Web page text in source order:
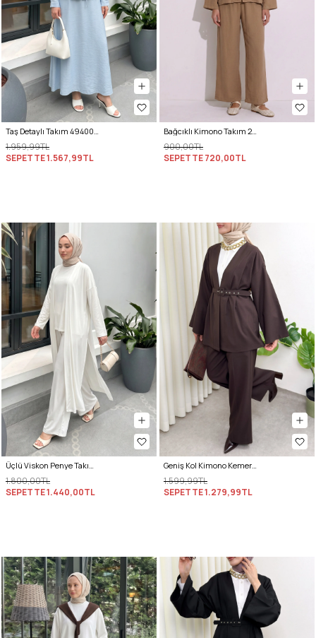
Taş Detaylı Takım 494004 - BEBE MAVİSİ
1.959,99TL
SEPETTE1.567,99TL
Bağcıklı Kimono Takım 26610 - BİSKÜVİ
900,00TL
SEPETTE720,00TL
Üçlü Viskon Penye Takım 13205 - KREM
1.800,00TL
SEPETTE1.440,00TL
Geniş Kol Kimono Kemerli Pantolon Takım 0047 - KAHVERENGİ
1.599,99TL
SEPETTE1.279,99TL